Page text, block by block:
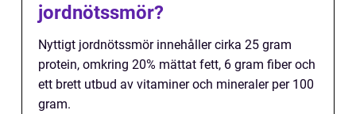
jordnötssmör?
Nyttigt jordnötssmör innehåller cirka 25 gram
protein, omkring 20% mättat fett, 6 gram fiber och
ett brett utbud av vitaminer och mineraler per 100
gram.